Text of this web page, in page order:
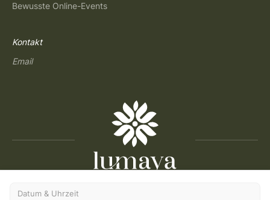
Datum & Uhrzeit
Bewusste Online-Events
Kontakt
Email